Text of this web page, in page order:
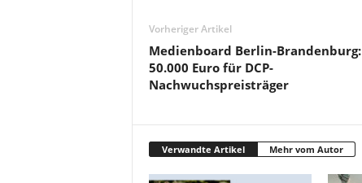
Vorheriger Artikel
Medienboard Berlin-Brandenburg:
50.000 Euro für DCP-
Nachwuchspreisträger
Verwandte Artikel Mehr vom Autor